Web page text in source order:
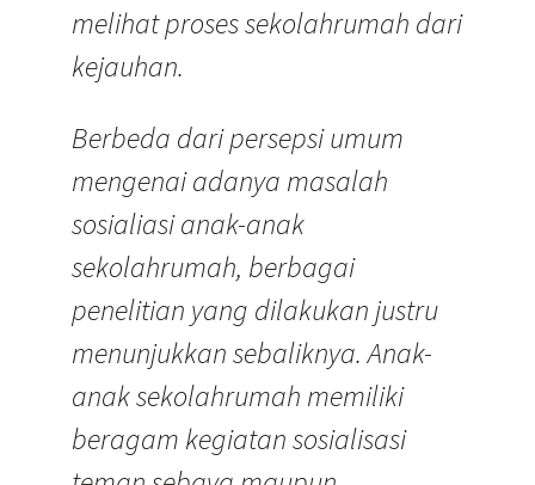
melihat proses sekolahrumah dari
kejauhan.
Berbeda dari persepsi umum
mengenai adanya masalah
sosialiasi anak-anak
sekolahrumah, berbagai
penelitian yang dilakukan justru
menunjukkan sebaliknya. Anak-
anak sekolahrumah memiliki
beragam kegiatan sosialisasi